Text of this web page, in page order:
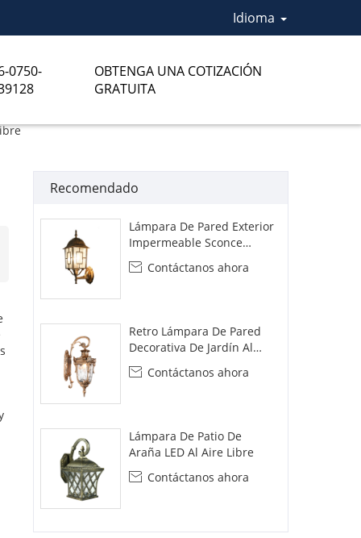
Idioma
0750-
OBTENGA UNA COTIZACIÓN
GRATUITA
Recomendado
Lámpara De Pared Exterior
Impermeable Sconce
Lámpara De Pórtico
 Contáctanos ahora
Retro Lámpara De Pared
Decorativa De Jardín Al
Aire Libre
 Contáctanos ahora
Lámpara De Patio De
Araña LED Al Aire Libre
 Contáctanos ahora